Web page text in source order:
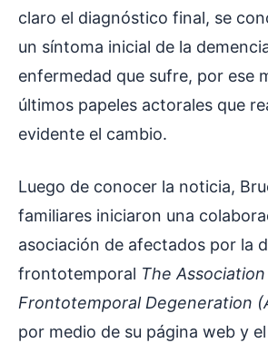
claro el diagnóstico final, se
un síntoma inicial de la
enfermedad que sufre, por ese
últimos papeles actorales que
evidente el cambio.
Luego de conocer la noticia,
familiares iniciaron una
asociación de afectados por la
frontotemporal The
Frontotemporal Degeneration
por medio de su página web y